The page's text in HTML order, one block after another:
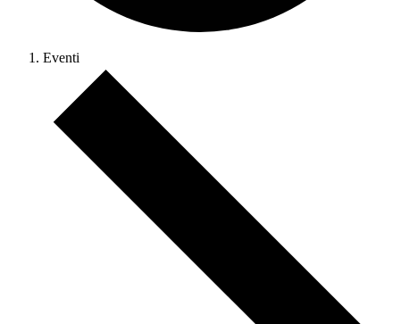
Eventi